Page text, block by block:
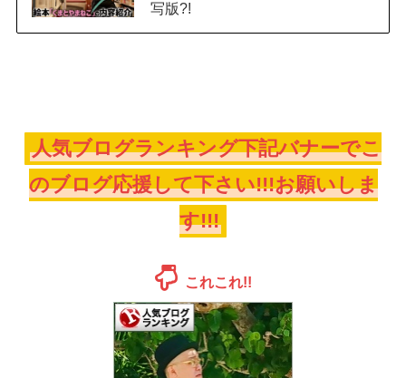
写版?!
人気ブログランキング下記バナーでこ
のブログ応援して下さい!!!お願いしま
す!!!
これこれ!!